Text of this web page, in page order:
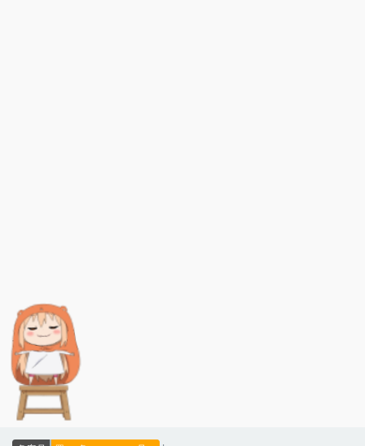
文章标签
暂无标签